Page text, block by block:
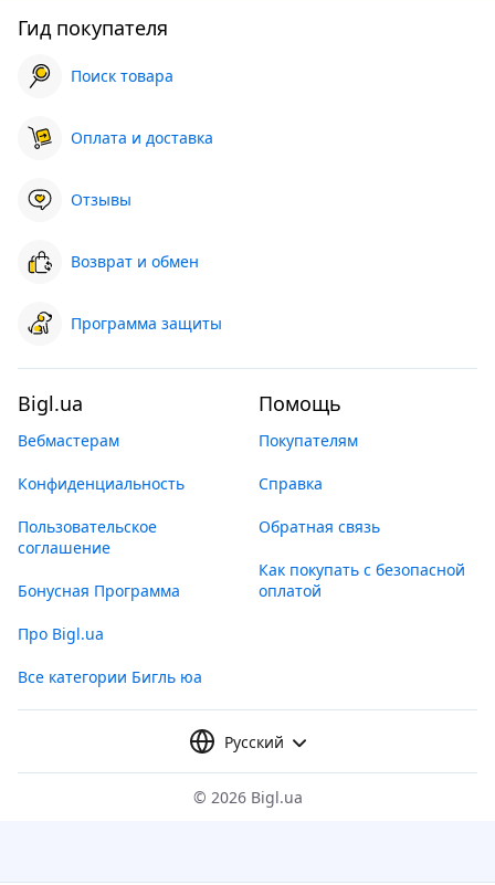
Гид покупателя
Поиск товара
Оплата и доставка
Отзывы
Возврат и обмен
Программа защиты
Bigl.ua
Вебмастерам
Конфиденциальность
Пользовательское
соглашение
Бонусная Программа
Про Bigl.ua
Все категории Бигль юа
Помощь
Покупателям
Справка
Обратная связь
Как покупать с безопасной
оплатой
Русский
© 2026 Bigl.ua